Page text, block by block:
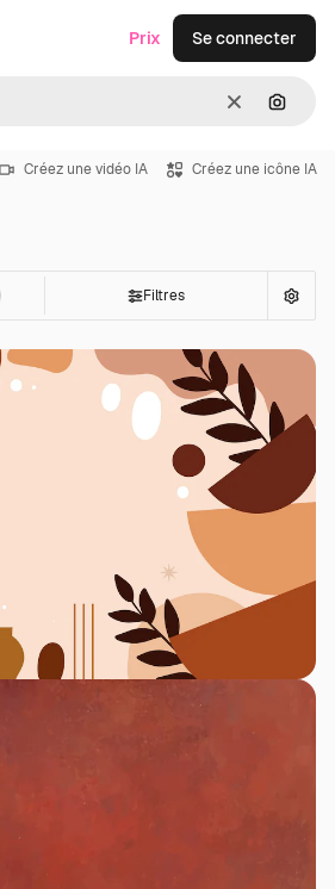
Effacer
Prix Se connecter
Créez une vidéo IA Créez une icône IA
Filtres